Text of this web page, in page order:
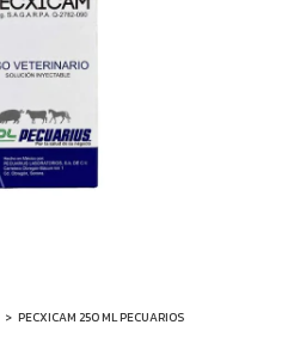
> PECXICAM 250 ML PECUARIOS